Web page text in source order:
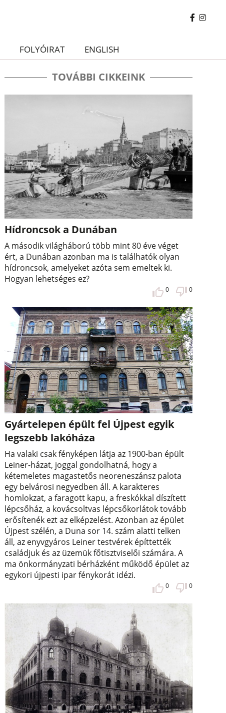
FOLYÓIRAT ENGLISH
TOVÁBBI CIKKEINK
Hídroncsok a Dunában
A második világháború több mint 80 éve véget
ért, a Dunában azonban ma is találhatók olyan
hídroncsok, amelyeket azóta sem emeltek ki.
Hogyan lehetséges ez?
0 0
Gyártelepen épült fel Újpest egyik
legszebb lakóháza
Ha valaki csak fényképen látja az 1900-ban épült
Leiner-házat, joggal gondolhatná, hogy a
kétemeletes magastetős neoreneszánsz palota
egy belvárosi negyedben áll. A karakteres
homlokzat, a faragott kapu, a freskókkal díszített
lépcsőház, a kovácsoltvas lépcsőkorlátok tovább
erősítenék ezt az elképzelést. Azonban az épület
Újpest szélén, a Duna sor 14. szám alatti telken
áll, az enyvgyáros Leiner testvérek építtették
családjuk és az üzemük főtisztviselői számára. A
ma önkormányzati bérházként működő épület az
egykori újpesti ipar fénykorát idézi.
0 0